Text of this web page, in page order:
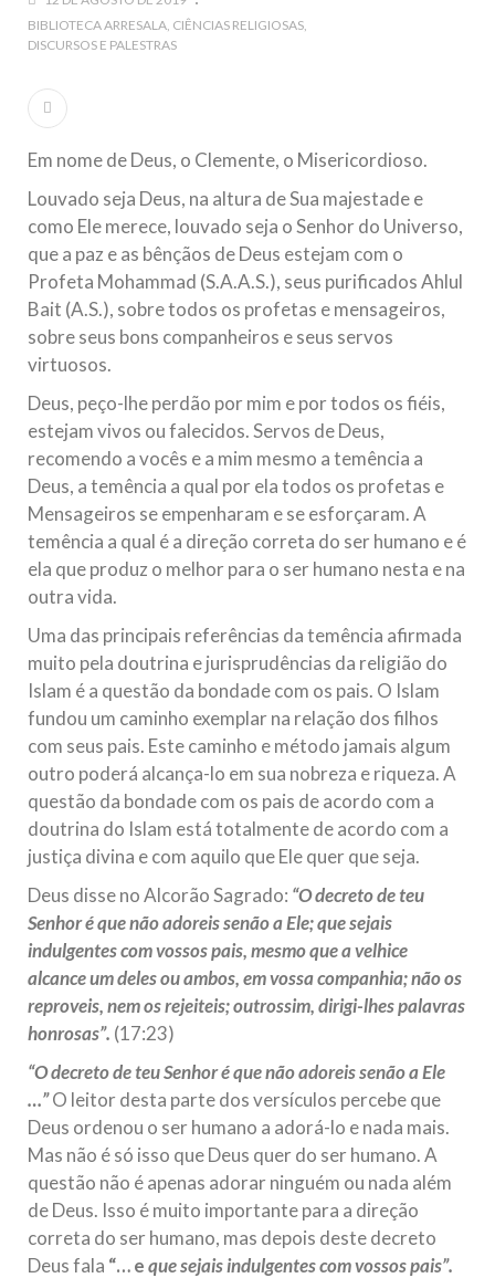
5 DE NOVEMBRO DE 2013
Ano Novo Islâmico e Início de Muharam
Islâmico no Brasil parabeniza a nação islâmica pela chegada
no ano novo muçulmano de 1435 Hejrita. Desejamos a
todos os irmãos e irmãs um novo
10 DE NOVEMBRO DE 2013
Falecimento do Imam Ali Ibn Al-Hussein
(A.S.)
Em nome de Deus, o Clemente, o Misericordioso! Diante da
muçulmanos, o Imam Ali Ibn Al-Hussein Ibn Ali Ibn Abi Táleb
(A.S.), conhecido por “Zein Al-Ábidin” (Formosura
3 DE JULHO DE 2014
Centro Islâmico no Brasil recebe o ex-
ministro das Relações Exteriores da
República Islâmica do Irã
Na noite da quinta-feira, 03 de Abril, o Centro Islâmico no
Brasil recebeu em sua sede, em São Paulo, o ex-ministro das
Relações Exteriores da República Islâmica do Irã, Sr. Kamal
Kharrazi, que encontra-se visitando
BIBLIOTECA ARRESALA CIÊNCIAS RELIGIOSAS
DISCURSOS E PALESTRAS
Em nome de Deus, o Clemente, o Misericordioso.
Louvado seja Deus, na altura de Sua majestade e
como Ele merece, louvado seja o Senhor do Universo,
que a paz e as bênçãos de Deus estejam com o
Profeta Mohammad (S.A.A.S.), seus purificados Ahlul
Bait (A.S.), sobre todos os profetas e mensageiros,
sobre seus bons companheiros e seus servos
virtuosos.
Deus, peço-lhe perdão por mim e por todos os fiéis,
estejam vivos ou falecidos. Servos de Deus,
recomendo a vocês e a mim mesmo a temência a
Deus, a temência a qual por ela todos os profetas e
Mensageiros se empenharam e se esforçaram. A
temência a qual é a direção correta do ser humano e é
ela que produz o melhor para o ser humano nesta e na
outra vida.
Uma das principais referências da temência afirmada
muito pela doutrina e jurisprudências da religião do
Islam é a questão da bondade com os pais. O Islam
fundou um caminho exemplar na relação dos filhos
com seus pais. Este caminho e método jamais algum
outro poderá alcança-lo em sua nobreza e riqueza. A
questão da bondade com os pais de acordo com a
doutrina do Islam está totalmente de acordo com a
justiça divina e com aquilo que Ele quer que seja.
Deus disse no Alcorão Sagrado: “O decreto de teu
Senhor é que não adoreis senão a Ele; que sejais
indulgentes com vossos pais, mesmo que a velhice
alcance um deles ou ambos, em vossa companhia; não os
reproveis, nem os rejeiteis; outrossim, dirigi-lhes palavras
honrosas”. (17:23)
“O decreto de teu Senhor é que não adoreis senão a Ele
…”O leitor desta parte dos versículos percebe que
Deus ordenou o ser humano a adorá-lo e nada mais.
Mas não é só isso que Deus quer do ser humano. A
questão não é apenas adorar ninguém ou nada além
de Deus. Isso é muito importante para a direção
correta do ser humano, mas depois deste decreto
Deus fala “… eque sejais indulgentes com vossos pais”.